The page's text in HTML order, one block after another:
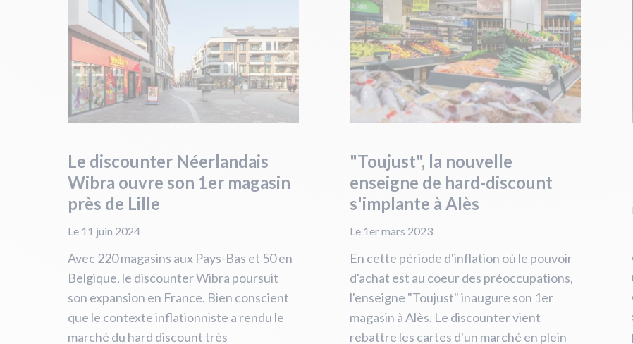
Le discounter Néerlandais
Wibra ouvre son 1er magasin
près de Lille
Le 11 juin 2024
Avec 220 magasins aux Pays-Bas et 50 en
Belgique, le discounter Wibra poursuit
son expansion en France. Bien conscient
que le contexte inflationniste a rendu le
marché du hard discount très
"Toujust", la nouvelle
enseigne de hard-discount
s'implante à Alès
Le 1er mars 2023
En cette période d'inflation où le pouvoir
d'achat est au coeur des préoccupations,
l'enseigne "Toujust" inaugure son 1er
magasin à Alès. Le discounter vient
rebattre les cartes d'un marché en plein